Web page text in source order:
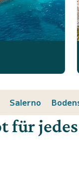
Salerno
für